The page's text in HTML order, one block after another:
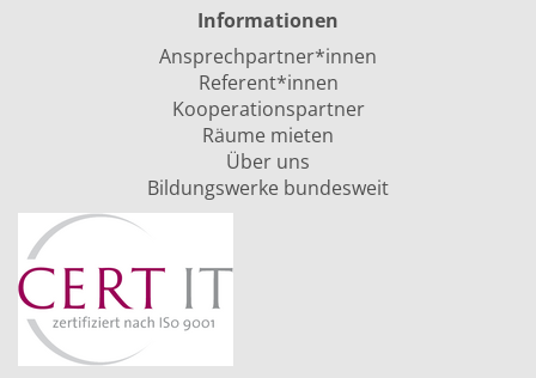
Informationen
Ansprechpartner*innen
Referent*innen
Kooperationspartner
Räume mieten
Über uns
Bildungswerke bundesweit